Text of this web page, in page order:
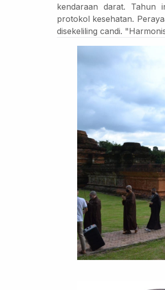
kendaraan darat. Tahun
protokol kesehatan.
disekeliling candi.